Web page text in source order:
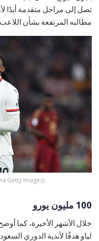
تصل إلى مراحل متقدمة أبدًا
مطالبه المرتفعة بشأن
Getty Images)
100 مليون يورو
خلال الأشهر الأخيرة، كما
لياو هدفًا لأندية الدوري